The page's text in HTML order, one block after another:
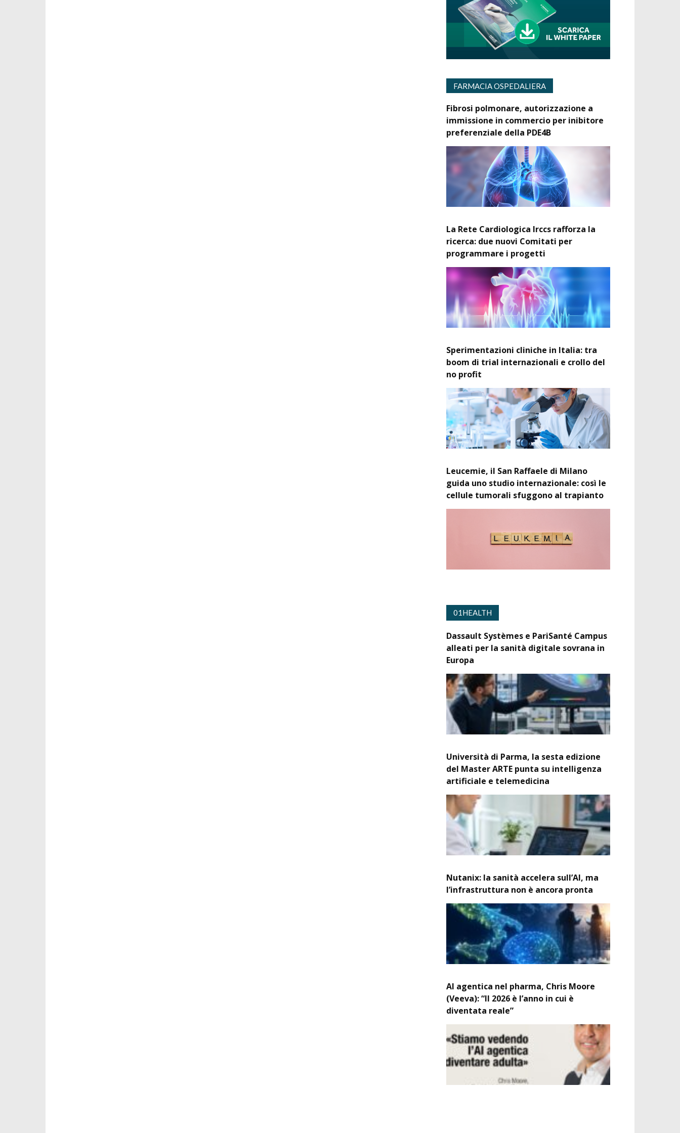
FARMACIA OSPEDALIERA
Fibrosi polmonare, autorizzazione a
immissione in commercio per inibitore
preferenziale della PDE4B
La Rete Cardiologica Irccs rafforza la
ricerca: due nuovi Comitati per
programmare i progetti
Sperimentazioni cliniche in Italia: tra
boom di trial internazionali e crollo del
no profit
Leucemie, il San Raffaele di Milano
guida uno studio internazionale: così le
cellule tumorali sfuggono al trapianto
01HEALTH
Dassault Systèmes e PariSanté Campus
alleati per la sanità digitale sovrana in
Europa
Università di Parma, la sesta edizione
del Master ARTE punta su intelligenza
artificiale e telemedicina
Nutanix: la sanità accelera sull’AI, ma
l’infrastruttura non è ancora pronta
AI agentica nel pharma, Chris Moore
(Veeva): “Il 2026 è l’anno in cui è
diventata reale”